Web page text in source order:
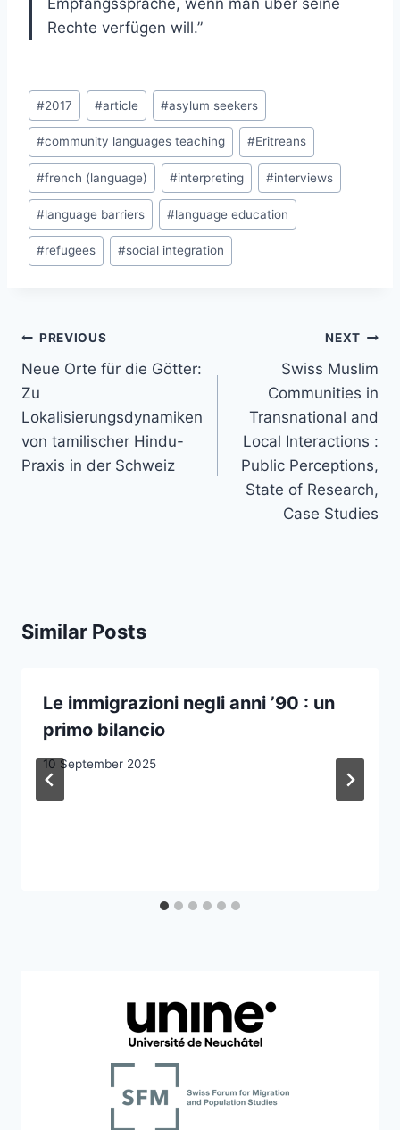
Empfangssprache, wenn man über seine
Rechte verfügen will.”
Post
Tags:
#2017 #article #asylum seekers
#community languages teaching #Eritreans
#french (language) #interpreting #interviews
#language barriers #language education
#refugees #social integration
Post
navigation
PREVIOUS
Neue Orte für die Götter:
Zu
Lokalisierungsdynamiken
von tamilischer Hindu-
Praxis in der Schweiz
NEXT
Swiss Muslim
Communities in
Transnational and
Local Interactions :
Public Perceptions,
State of Research,
Case Studies
Similar Posts
Le immigrazioni negli anni ’90 : un
primo bilancio
10 September 2025